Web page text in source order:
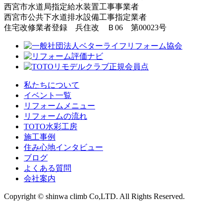
西宮市水道局指定給水装置工事事業者
西宮市公共下水道排水設備工事指定業者
住宅改修業者登録 兵住改 Ｂ06 第00023号
私たちについて
イベント一覧
リフォームメニュー
リフォームの流れ
TOTO水彩工房
施工事例
住み心地インタビュー
ブログ
よくある質問
会社案内
Copyright © shinwa climb Co,LTD. All Rights Reserved.